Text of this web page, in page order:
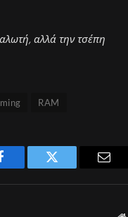
αλλά την τσέπη
RAM
Twitter